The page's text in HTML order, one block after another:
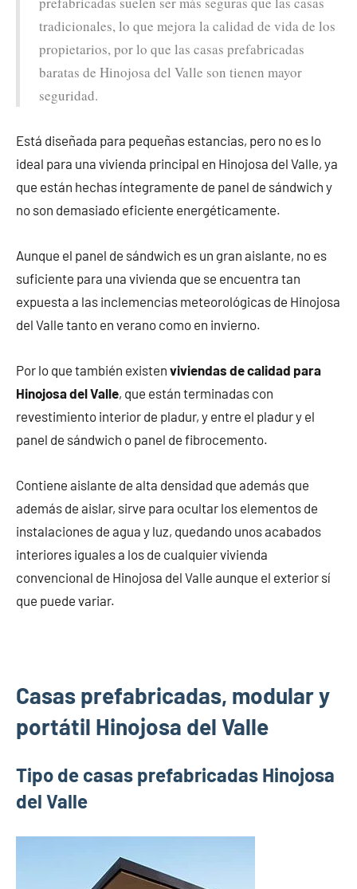
tradicionales, lo que mejora la calidad de vida de los
propietarios, por lo que las casas prefabricadas
baratas de Hinojosa del Valle son tienen mayor
seguridad.
Está diseñada para pequeñas estancias, pero no es lo
ideal para una vivienda principal en Hinojosa del Valle, ya
que están hechas íntegramente de panel de sándwich y
no son demasiado eficiente energéticamente.
Aunque el panel de sándwich es un gran aislante, no es
suficiente para una vivienda que se encuentra tan
expuesta a las inclemencias meteorológicas de Hinojosa
del Valle tanto en verano como en invierno.
Por lo que también existen viviendas de calidad para
Hinojosa del Valle, que están terminadas con
revestimiento interior de pladur, y entre el pladur y el
panel de sándwich o panel de fibrocemento.
Contiene aislante de alta densidad que además que
además de aislar, sirve para ocultar los elementos de
instalaciones de agua y luz, quedando unos acabados
interiores iguales a los de cualquier vivienda
convencional de Hinojosa del Valle aunque el exterior sí
que puede variar.
Casas prefabricadas, modular y
portátil Hinojosa del Valle
Tipo de casas prefabricadas Hinojosa
del Valle